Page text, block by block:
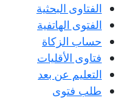
الفتاوى البحثية
الفتوى الهاتفية
حساب الزكاة
فتاوى الأقليات
التعليم عن بعد
طلب فتوى